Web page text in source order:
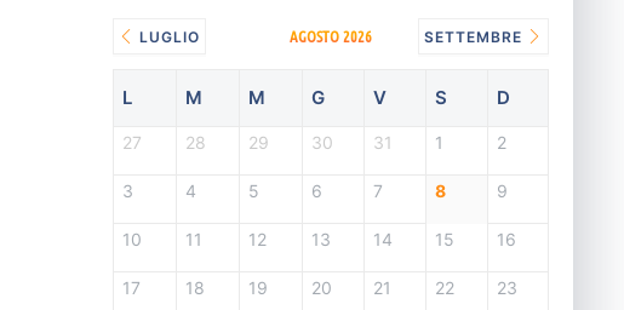
LUGLIO AGOSTO 2026 SETTEMBRE
L M M G V S D
27 28 29 30 31 1 2
3 4 5 6 7 8 9
10 11 12 13 14 15 16
17 18 19 20 21 22 23